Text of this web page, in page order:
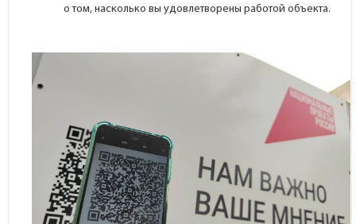
о том, насколько вы удовлетворены работой объекта.